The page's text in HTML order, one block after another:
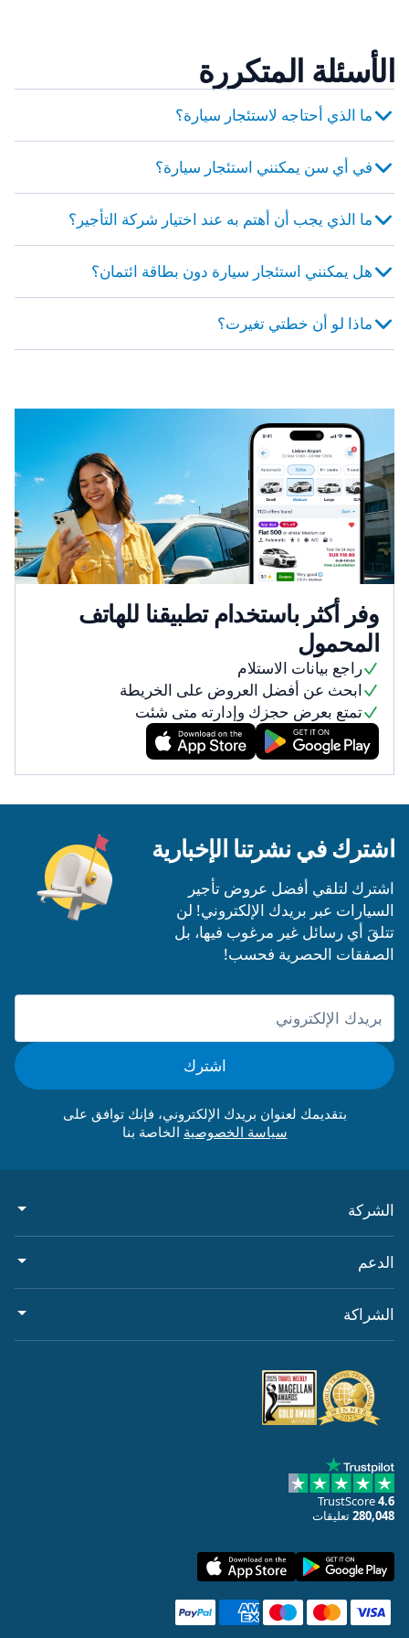
مطار القاهرة الدولي
من ‏41.14 US$ في اليوم
الأسئلة المتكررة
ما الذي أحتاجه لاستئجار سيارة؟
في أي سن يمكنني استئجار سيارة؟
ما الذي يجب أن أهتم به عند اختيار شركة التأجير؟
هل يمكنني استئجار سيارة دون بطاقة ائتمان؟
ماذا لو أن خطتي تغيرت؟
وفر أكثر باستخدام تطبيقنا للهاتف
المحمول
راجع بيانات الاستلام
ابحث عن أفضل العروض على الخريطة
تمتع بعرض حجزك وإدارته متى شئت
اشترك في نشرتنا الإخبارية
اشترك لتلقي أفضل عروض تأجير
السيارات عبر بريدك الإلكتروني! لن
تتلقَ أي رسائل غير مرغوب فيها، بل
الصفقات الحصرية فحسب!
اشترك
بتقديمك لعنوان بريدك الإلكتروني، فإنك توافق على
الخاصة بنا
الشركة
الدعم
الشراكة
TrustScore4.6
280,048تعليقات